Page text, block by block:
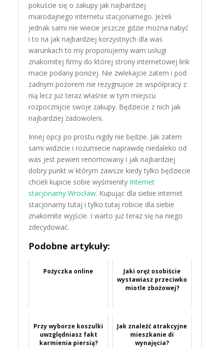
pokuście się o zakupy jak najbardziej
miarodajnego internetu stacjonarnego. Jeżeli
jednak sami nie wiecie jeszcze gdzie można nabyć
i to na jak najbardziej korzystnych dla was
warunkach to my proponujemy wam usługi
znakomitej firmy do której strony internetowej link
macie podany poniżej. Nie zwlekajcie zatem i pod
żadnym pozorem nie rezygnujcie ze współpracy z
nią lecz już teraz właśnie w tym miejscu
rozpocznijcie swoje zakupy. Będziecie z nich jak
najbardziej zadowoleni.
Innej opcji po prostu nigdy nie będzie. Jak zatem
sami widzicie i rozumiecie naprawdę niedaleko od
was jest pewien renomowany i jak najbardziej
dobry punkt w którym zawsze kiedy tylko będziecie
chcieli kupicie sobie wyśmienity Internet
stacjonarny Wrocław. Kupując dla siebie internet
stacjonarny tutaj i tylko tutaj robicie dla siebie
znakomite wyjście. I warto już teraz się na niego
zdecydować.
Podobne artykuły:
Pożyczka online
Jaki oręż osobiście
wystawiasz przeciwko
miotle zbożowej?
Przy wyborze koszulki
uwzględniasz fakt
karmienia piersią?
Jak znaleźć atrakcyjne
mieszkanie di
wynajęcia?